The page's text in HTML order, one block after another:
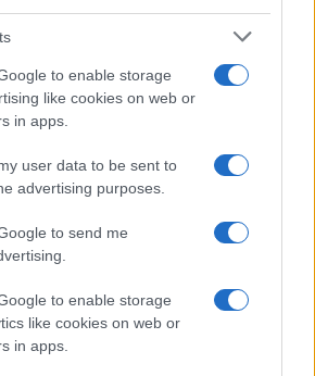
to enable storage
like cookies on web or
in apps.
user data to be sent to
advertising purposes.
to send me
to enable storage
like cookies on web or
in apps.